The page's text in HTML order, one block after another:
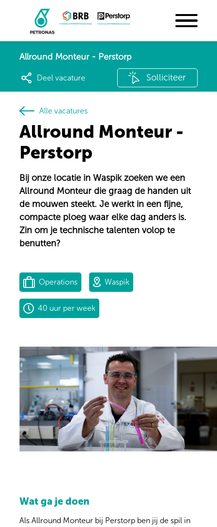
Allround Monteur - Perstorp
Deel vacature Solliciteer
Alle vacatures
Allround Monteur -
Perstorp
Bij onze locatie in Waspik zoeken we een
Allround Monteur die graag de handen uit
de mouwen steekt. Je werkt in een fijne,
compacte ploeg waar elke dag anders is.
Zin om je technische talenten volop te
benutten?
Operations Waspik
40 uur per week
Wat ga je doen
Als Allround Monteur bij Perstorp ben jij de spil in